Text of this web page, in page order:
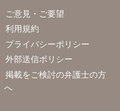
ご意見・ご要望
利用規約
プライバシーポリシー
外部送信ポリシー
掲載をご検討の弁護士の方
へ